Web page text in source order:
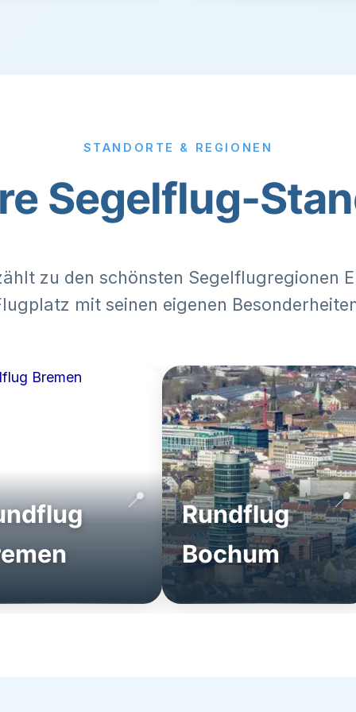
STANDORTE & REGIONEN
Segelflug-
zu den schönsten Segelflugregionen
mit seinen eigenen
Rundflug
Bochum